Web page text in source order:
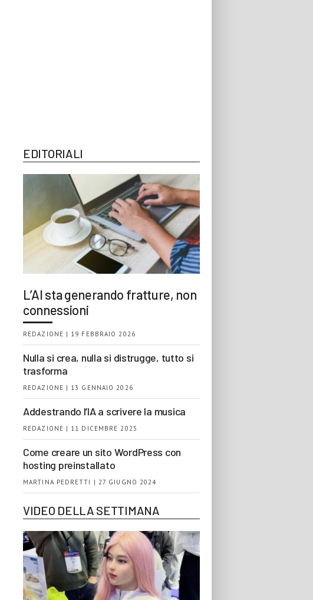
EDITORIALI
L’AI sta generando fratture, non
connessioni
REDAZIONE | 19 FEBBRAIO 2026
Nulla si crea, nulla si distrugge, tutto si
trasforma
REDAZIONE | 13 GENNAIO 2026
Addestrando l’IA a scrivere la musica
REDAZIONE | 11 DICEMBRE 2025
Come creare un sito WordPress con
hosting preinstallato
MARTINA PEDRETTI | 27 GIUGNO 2024
VIDEO DELLA SETTIMANA